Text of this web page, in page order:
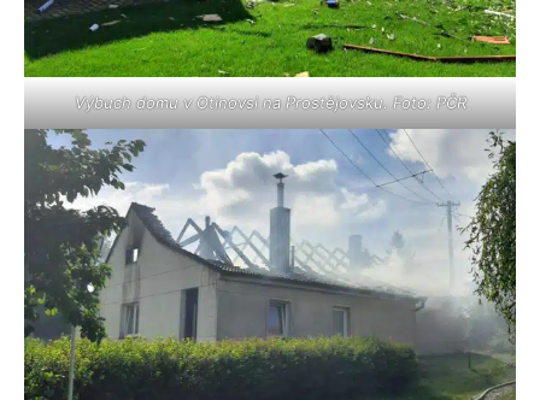
Výbuch domu v Otinovsi na Prostějovsku. Foto: PČR